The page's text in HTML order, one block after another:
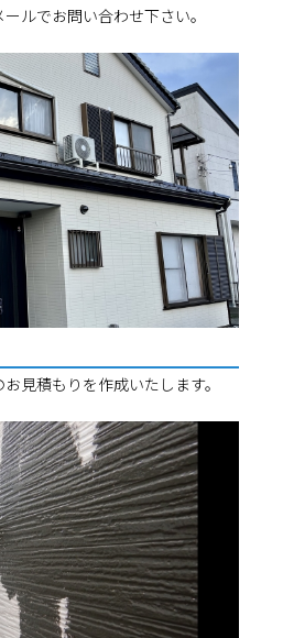
ルでお問い合わせ下さい。
見積もりを作成いたします。